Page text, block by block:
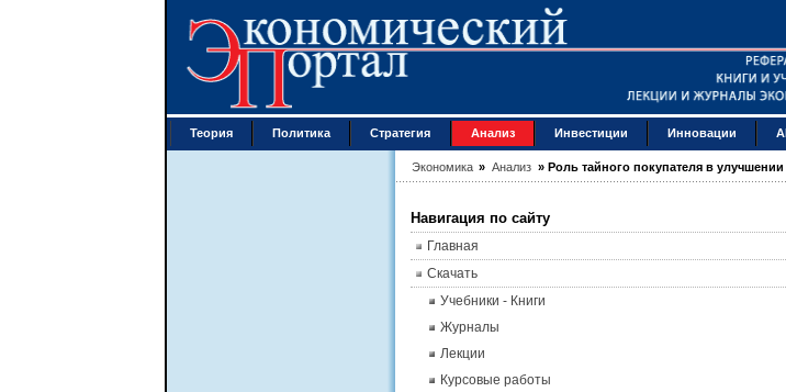
Теория Политика Стратегия Анализ Инвестиции Инновации
Экономика » Анализ » Роль тайного покупателя в
Навигация по сайту
Главная
Скачать
Учебники - Книги
Журналы
Лекции
Курсовые работы